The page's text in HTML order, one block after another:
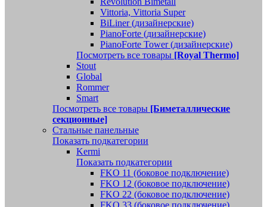
Vittoria, Vittoria Super
BiLiner (дизайнерские)
PianoForte (дизайнерские)
PianoForte Tower (дизайнерские)
Посмотреть все товары [Royal Thermo]
Stout
Global
Rommer
Smart
Посмотреть все товары [Биметаллические
секционные]
Стальные панельные
Показать подкатегории
Kermi
Показать подкатегории
FKO 11 (боковое подключение)
FKO 12 (боковое подключение)
FKO 22 (боковое подключение)
FKO 33 (боковое подключение)